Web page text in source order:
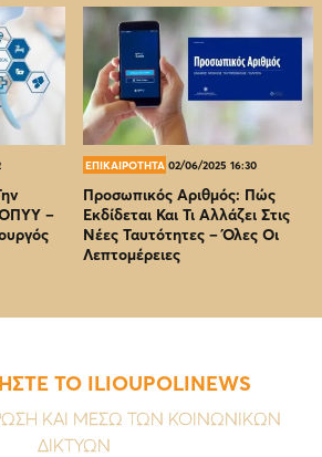
–
ΕΠΙΚΑΙΡΟΤΗΤΑ 02/06/2025 16:30
Προσωπικός Αριθμός: Πώς
Εκδίδεται Και Τι Αλλάζει Στις
Νέες Ταυτότητες – Όλες Οι
Λεπτομέρειες
ΤΟ ILIOUPOLINEWS
ΚΑΙ ΜΕΣΩ ΤΩΝ ΚΟΙΝΩΝΙΚΩΝ
ΔΙΚΤΥΩΝ